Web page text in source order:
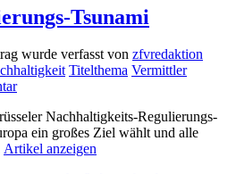
Tsunami
wurde verfasst von zfvredaktion
Titelthema Vermittler
Nachhaltigkeits-Regulierungs-
ein großes Ziel wählt und alle
Artikel anzeigen